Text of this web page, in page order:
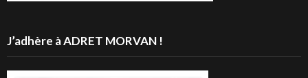
J’adhère à ADRET MORVAN !